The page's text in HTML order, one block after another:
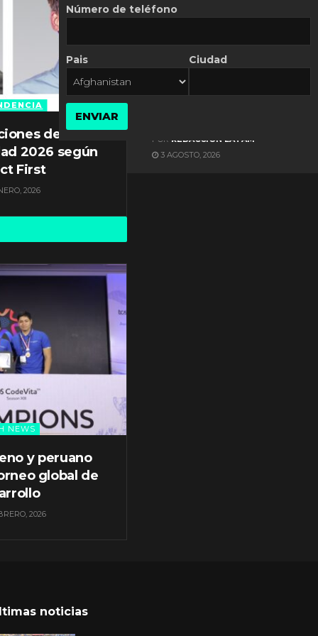
de
2026 según
First
2026
NEWS
y peruano
global de
2026
ES NOTICIA
POR REDACCIÓN LATAM
3 AGOSTO, 2026
noticias
Número de teléfono
Pais Ciudad
ENVIAR